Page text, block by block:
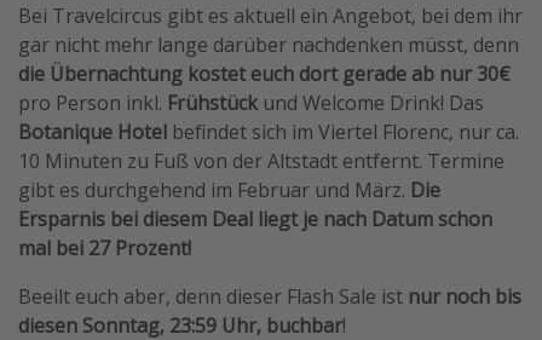
Travel Know How
Silvesterreisen
Last Minute Urlaub Mallorca
Last Minute Urlaub Deutschland
Bei Travelcircus gibt es aktuell ein Angebot, bei dem ihr
gar nicht mehr lange darüber nachdenken müsst, denn
die Übernachtung kostet euch dort gerade ab nur 30€
pro Person inkl. Frühstück und Welcome Drink! Das
Botanique Hotel befindet sich im Viertel Florenc, nur ca.
10 Minuten zu Fuß von der Altstadt entfernt. Termine
gibt es durchgehend im Februar und März. Die
Ersparnis bei diesem Deal liegt je nach Datum schon
mal bei 27 Prozent!
Beeilt euch aber, denn dieser Flash Sale ist nur noch bis
diesen Sonntag, 23:59 Uhr, buchbar!